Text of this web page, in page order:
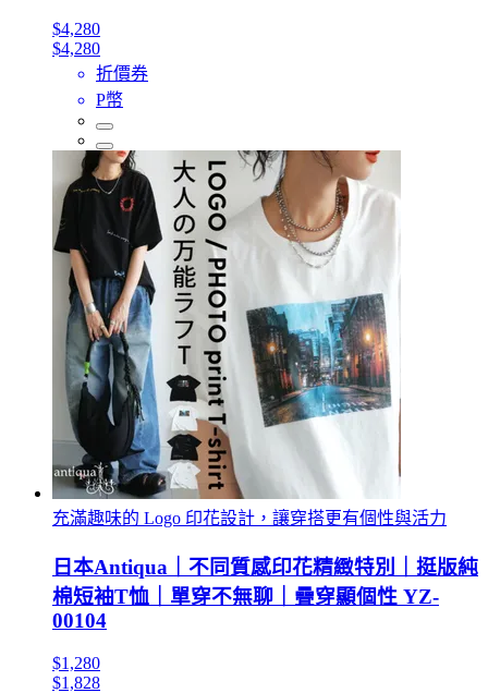
$4,280
$4,280
折價券
P幣
充滿趣味的 Logo 印花設計，讓穿搭更有個性與活力
日本Antiqua｜不同質感印花精緻特別｜挺版純
棉短袖T恤｜單穿不無聊｜疊穿顯個性 YZ-
00104
$1,280
$1,828